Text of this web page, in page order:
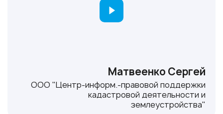
Матвеенко Сергей
ООО "Центр-информ.-правовой поддержки
кадастровой деятельности и
землеустройства"